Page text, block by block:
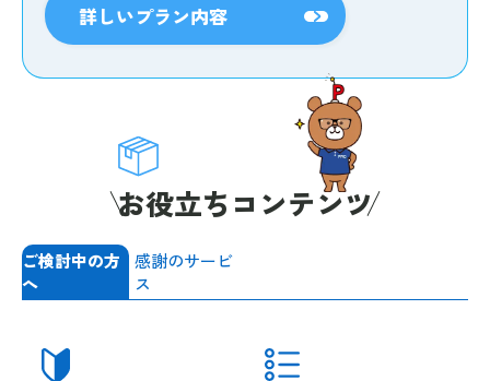
詳しいプラン内容
お役立ちコンテンツ
ご検討中の方
へ
感謝のサービ
ス